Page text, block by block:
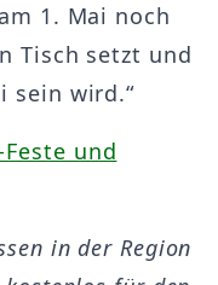
1. Mai noch
Tisch setzt und
sein wird.“
und
in der Region